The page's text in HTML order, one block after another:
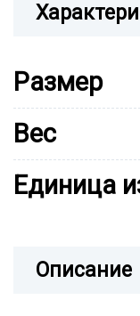
Размер
Вес
Единица
Описание